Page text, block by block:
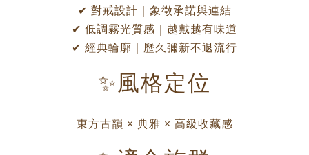
✔ 對戒設計｜象徵承諾與連結
✔ 低調霧光質感｜越戴越有味道
✔ 經典輪廓｜歷久彌新不退流行
✨風格定位
東方古韻 × 典雅 × 高級收藏感